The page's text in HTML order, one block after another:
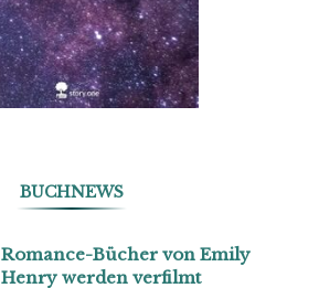
BUCHNEWS
Romance-Bücher von Emily
Henry werden verfilmt